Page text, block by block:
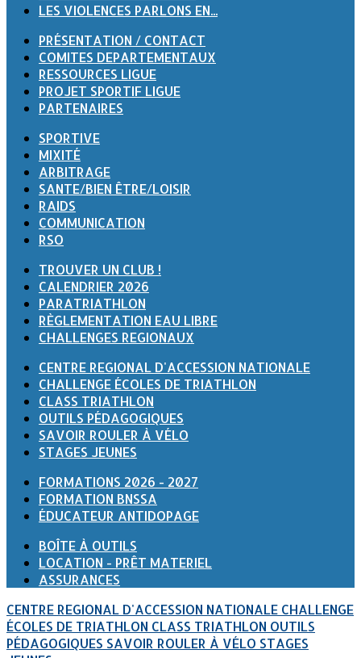
LES VIOLENCES PARLONS EN...
PRÉSENTATION / CONTACT
COMITES DEPARTEMENTAUX
RESSOURCES LIGUE
PROJET SPORTIF LIGUE
PARTENAIRES
SPORTIVE
MIXITÉ
ARBITRAGE
SANTE/BIEN ÊTRE/LOISIR
RAIDS
COMMUNICATION
RSO
TROUVER UN CLUB !
CALENDRIER 2026
PARATRIATHLON
RÈGLEMENTATION EAU LIBRE
CHALLENGES REGIONAUX
CENTRE REGIONAL D'ACCESSION NATIONALE
CHALLENGE ÉCOLES DE TRIATHLON
CLASS TRIATHLON
OUTILS PÉDAGOGIQUES
SAVOIR ROULER À VÉLO
STAGES JEUNES
FORMATIONS 2026 - 2027
FORMATION BNSSA
ÉDUCATEUR ANTIDOPAGE
BOÎTE À OUTILS
LOCATION - PRÊT MATERIEL
ASSURANCES
CENTRE REGIONAL D'ACCESSION NATIONALE CHALLENGE
ÉCOLES DE TRIATHLON CLASS TRIATHLON OUTILS
PÉDAGOGIQUES SAVOIR ROULER À VÉLO STAGES